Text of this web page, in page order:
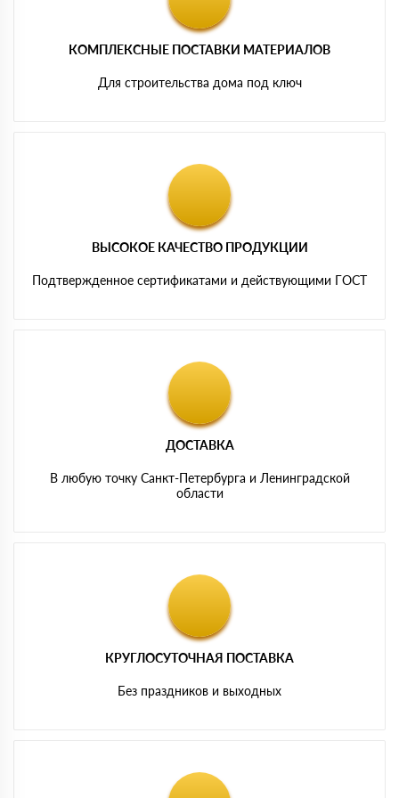
КОМПЛЕКСНЫЕ ПОСТАВКИ МАТЕРИАЛОВ
Для строительства дома под ключ
ВЫСОКОЕ КАЧЕСТВО ПРОДУКЦИИ
Подтвержденное сертификатами и действующими ГОСТ
ДОСТАВКА
В любую точку Санкт-Петербурга и Ленинградской
области
КРУГЛОСУТОЧНАЯ ПОСТАВКА
Без праздников и выходных